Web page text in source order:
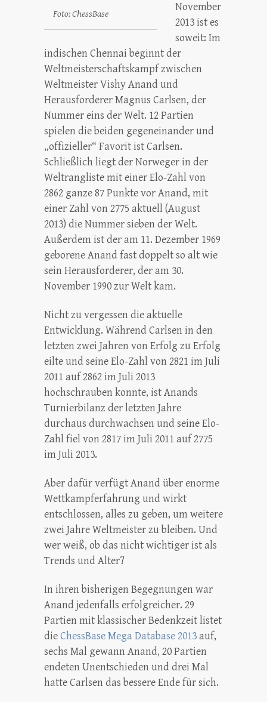
Foto: ChessBase
November
2013 ist es
soweit: Im
indischen Chennai beginnt der
Weltmeisterschaftskampf zwischen
Weltmeister Vishy Anand und
Herausforderer Magnus Carlsen, der
Nummer eins der Welt. 12 Partien
spielen die beiden gegeneinander und
„offizieller“ Favorit ist Carlsen.
Schließlich liegt der Norweger in der
Weltrangliste mit einer Elo-Zahl von
2862 ganze 87 Punkte vor Anand, mit
einer Zahl von 2775 aktuell (August
2013) die Nummer sieben der Welt.
Außerdem ist der am 11. Dezember 1969
geborene Anand fast doppelt so alt wie
sein Herausforderer, der am 30.
November 1990 zur Welt kam.
Nicht zu vergessen die aktuelle
Entwicklung. Während Carlsen in den
letzten zwei Jahren von Erfolg zu Erfolg
eilte und seine Elo-Zahl von 2821 im Juli
2011 auf 2862 im Juli 2013
hochschrauben konnte, ist Anands
Turnierbilanz der letzten Jahre
durchaus durchwachsen und seine Elo-
Zahl fiel von 2817 im Juli 2011 auf 2775
im Juli 2013.
Aber dafür verfügt Anand über enorme
Wettkampferfahrung und wirkt
entschlossen, alles zu geben, um weitere
zwei Jahre Weltmeister zu bleiben. Und
wer weiß, ob das nicht wichtiger ist als
Trends und Alter?
In ihren bisherigen Begegnungen war
Anand jedenfalls erfolgreicher. 29
Partien mit klassischer Bedenkzeit listet
dieChessBase Mega Database 2013auf,
sechs Mal gewann Anand, 20 Partien
endeten Unentschieden und drei Mal
hatte Carlsen das bessere Ende für sich.